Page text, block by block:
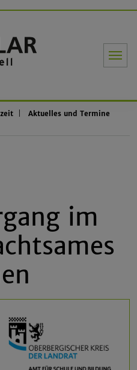
Aktuelles und Termine
im